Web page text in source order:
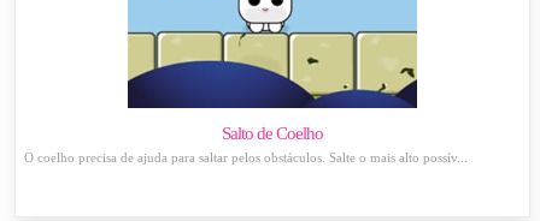
Salto de Coelho
O coelho precisa de ajuda para saltar pelos obstáculos. Salte o mais alto possív...